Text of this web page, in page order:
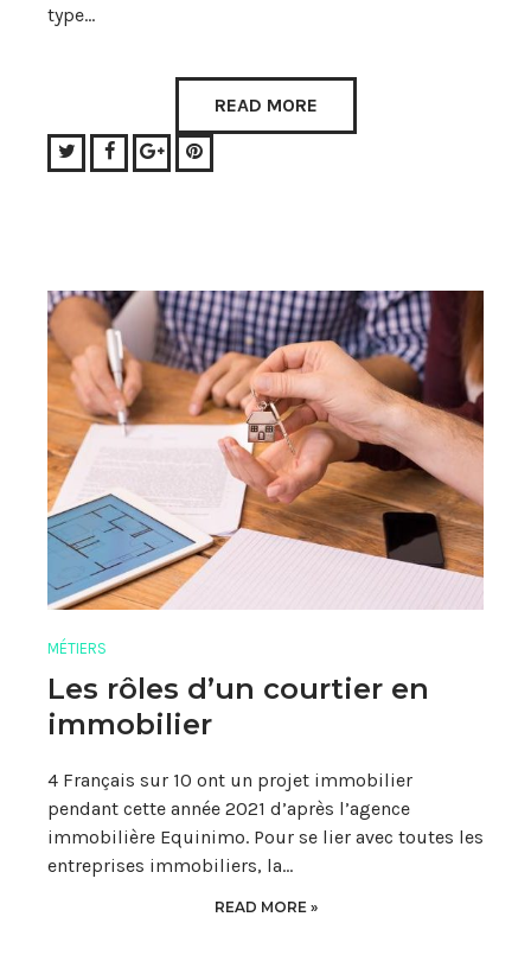
type…
READ MORE
TwitterFacebook
Google+Pinterest
MÉTIERS
Les rôles d’un courtier en
immobilier
4 Français sur 10 ont un projet immobilier
pendant cette année 2021 d’après l’agence
immobilière Equinimo. Pour se lier avec toutes les
entreprises immobiliers, la…
READ MORE »